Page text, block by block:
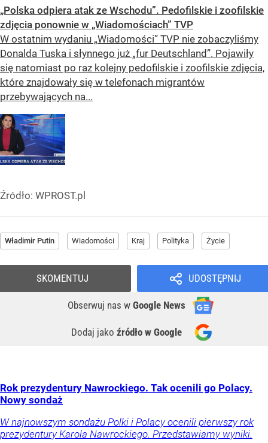
„Polska odpiera atak ze Wschodu”. Pedofilskie i zoofilskie
zdjęcia ponownie w „Wiadomościach” TVP
W ostatnim wydaniu „Wiadomości” TVP nie zobaczyliśmy
Donalda Tuska i słynnego już „fur Deutschland”. Pojawiły
się natomiast po raz kolejny pedofilskie i zoofilskie zdjęcia,
które znajdowały się w telefonach migrantów
przebywających na...
Źródło: WPROST.pl
Władimir Putin Wiadomości Kraj Polityka Życie
UDOSTĘPNIJ
Obserwuj nas w Google News
Dodaj jako źródło w Google
SKOMENTUJ
Rok prezydentury Nawrockiego. Tak ocenili go Polacy.
Nowy sondaż
W najnowszym sondażu Polki i Polacy ocenili pierwszy rok
prezydentury Karola Nawrockiego. Przedstawiamy wyniki.